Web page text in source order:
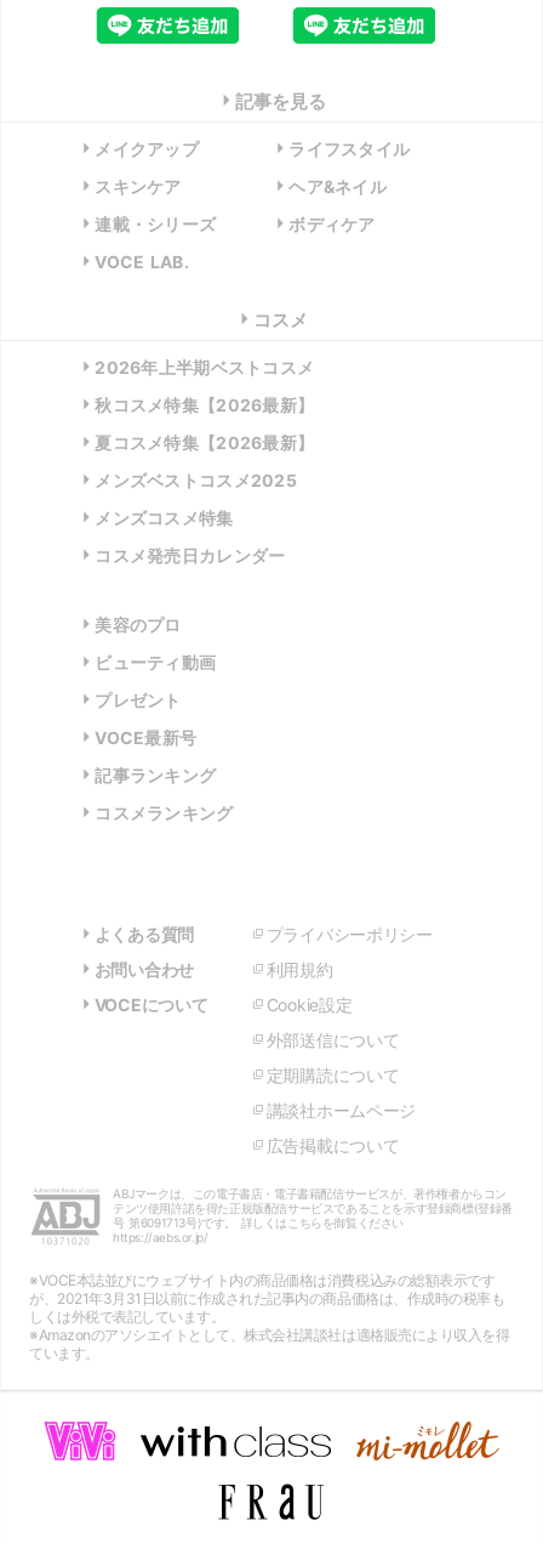
記事を見る
メイクアップ
ライフスタイル
スキンケア
ヘア&ネイル
連載・シリーズ
ボディケア
VOCE LAB.
コスメ
2026年上半期ベストコスメ
秋コスメ特集【2026最新】
夏コスメ特集【2026最新】
メンズベストコスメ2025
メンズコスメ特集
コスメ発売日カレンダー
美容のプロ
ビューティ動画
プレゼント
VOCE最新号
記事ランキング
コスメランキング
よくある質問
お問い合わせ
VOCEについて
プライバシーポリシー
利用規約
Cookie設定
外部送信について
定期購読について
講談社ホームページ
広告掲載について
ABJマークは、この電子書店・電子書籍配信サービスが、著作権者からコン
テンツ使用許諾を得た正規版配信サービスであることを示す登録商標(登録番
号 第6091713号)です。 詳しくはこちらを御覧ください
https://aebs.or.jp/
※VOCE本誌並びにウェブサイト内の商品価格は消費税込みの総額表示です
が、2021年3月31日以前に作成された記事内の商品価格は、作成時の税率も
しくは外税で表記しています。
※Amazonのアソシエイトとして、株式会社講談社は適格販売により収入を得
ています。